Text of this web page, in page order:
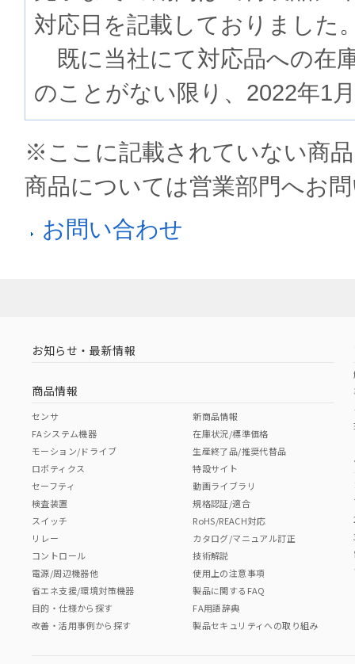
対応日を記載しておりました
既に当社にて対応品への在
のことがない限り、2022年1
※ここに記載されていない商
商品については営業部門へお
お問い合わせ
お知らせ・最新情報
商品情報
センサ
FAシステム機器
モーション/ドライブ
ロボティクス
セーフティ
検査装置
スイッチ
リレー
コントロール
電源/周辺機器他
省エネ支援/環境対策機器
目的・仕様から探す
改善・活用事例から探す
新商品情報
在庫状況/標準価格
生産終了品/推奨代替品
特設サイト
動画ライブラリ
規格認証/適合
RoHS/REACH対応
カタログ/マニュアル訂正
技術解説
使用上の注意事項
製品に関するFAQ
FA用語辞典
製品セキュリティへの取り組み